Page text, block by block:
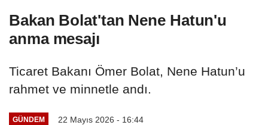
Bakan Bolat'tan Nene Hatun'u
anma mesajı
Ticaret Bakanı Ömer Bolat, Nene Hatun’u
rahmet ve minnetle andı.
GÜNDEM 22 Mayıs 2026 - 16:44